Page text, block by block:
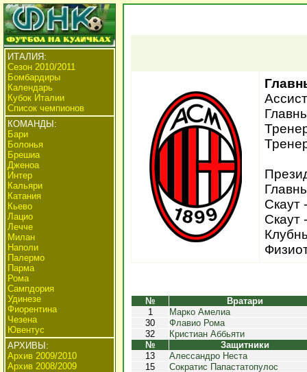
ИТАЛИЯ:
Сезон 2010/2011
Бомбардиры
Календарь
Кубок Италии
Список чемпионов
КОМАНДЫ:
Бари
Болонья
Брешиа
Дженоа
Интер
Кальяри
Катания
Кьево
Лацио
Лечче
Милан
Наполи
Палермо
Парма
Рома
Сампдория
Удинезе
Фиорентина
Чезена
Ювентус
АРХИВЫ:
Архив 2009/2010
Архив 2008/2009
Скаут
Скаут
№
Вратари
1
Марко Амелиа
30
Флавио Рома
32
Кристиан Аббьяти
№
Защитники
13
Алессандро Неста
15
Сократис Папастатопулос